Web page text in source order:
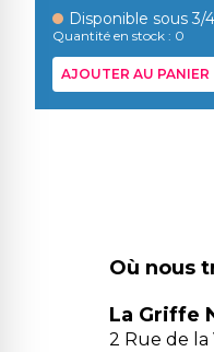
Disponible sous 3/
Quantité en stock : 0
AJOUTER AU PANIER
Où nous
La Griffe
2 Rue de la